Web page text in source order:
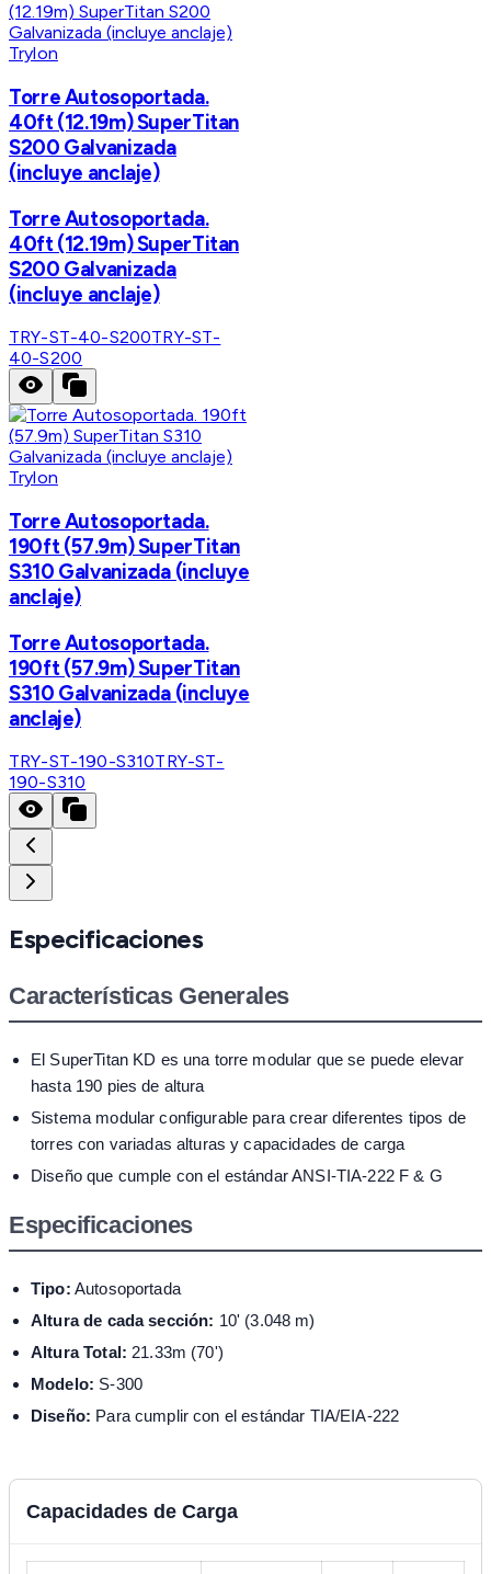
Trylon
Torre Autosoportada.
40ft (12.19m) SuperTitan
S200 Galvanizada
(incluye anclaje)
Torre Autosoportada.
40ft (12.19m) SuperTitan
S200 Galvanizada
(incluye anclaje)
TRY-ST-40-S200TRY-ST-
40-S200
Trylon
Torre Autosoportada.
190ft (57.9m) SuperTitan
S310 Galvanizada (incluye
anclaje)
Torre Autosoportada.
190ft (57.9m) SuperTitan
S310 Galvanizada (incluye
anclaje)
TRY-ST-190-S310TRY-ST-
190-S310
Especificaciones
Características Generales
El SuperTitan KD es una torre modular que se puede elevar
hasta 190 pies de altura
Sistema modular configurable para crear diferentes tipos de
torres con variadas alturas y capacidades de carga
Diseño que cumple con el estándar ANSI-TIA-222 F & G
Especificaciones
Tipo: Autosoportada
Altura de cada sección: 10' (3.048 m)
Altura Total: 21.33m (70')
Modelo: S-300
Diseño: Para cumplir con el estándar TIA/EIA-222
Capacidades de Carga